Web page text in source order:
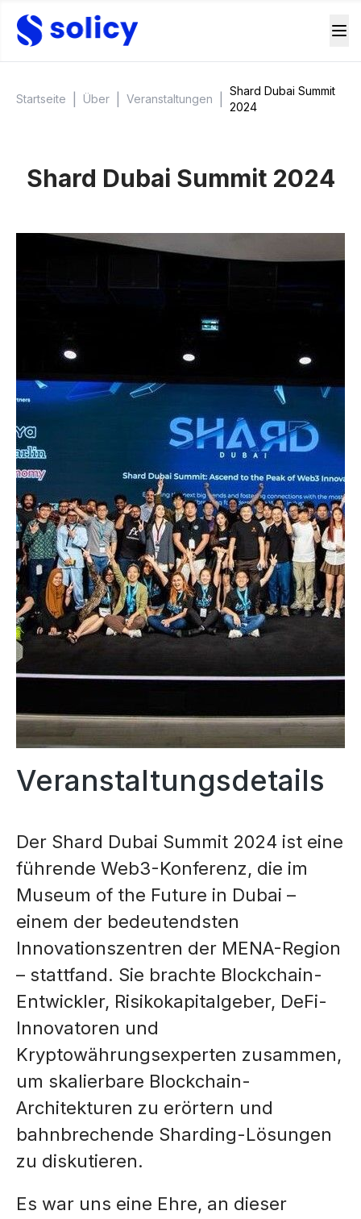
Startseite Über Veranstaltungen
Shard Dubai Summit
2024
Shard Dubai Summit 2024
Veranstaltungsdetails
Der Shard Dubai Summit 2024 ist eine
führende Web3-Konferenz, die im
Museum of the Future in Dubai –
einem der bedeutendsten
Innovationszentren der MENA-Region
– stattfand. Sie brachte Blockchain-
Entwickler, Risikokapitalgeber, DeFi-
Innovatoren und
Kryptowährungsexperten zusammen,
um skalierbare Blockchain-
Architekturen zu erörtern und
bahnbrechende Sharding-Lösungen
zu diskutieren.
Es war uns eine Ehre, an dieser